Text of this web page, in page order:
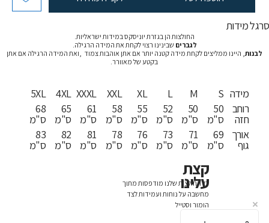
סרגל מידות
החולצות הן בגזרת יוניסקס במידות ישראליות.
לגברים שבינינו רצוי לקחת את המידה הרגילה.
לבנות, היינו ממליצים לקחת מידה קטנה יותר אם אתן אוהבות צמוד ,ואת המידה הרגילה אם אתן
בקטע של מאוורר.
5XL
68
ס"מ
83
ס"מ
4XL
65
ס"מ
82
ס"מ
XXXL
61
ס"מ
81
ס"מ
XXL
58
ס"מ
78
ס"מ
XL
55
ס"מ
76
ס"מ
L
52
ס"מ
73
ס"מ
M
50
ס"מ
71
ס"מ
S
50
ס"מ
69
ס"מ
מידה
רוחב
חזה
אורך
גוף
כל החולצות שלנו מודפסות מתוך
מחשבה על נוחות ועמידות לצד
הומור וסטייל
קצת
עלינו